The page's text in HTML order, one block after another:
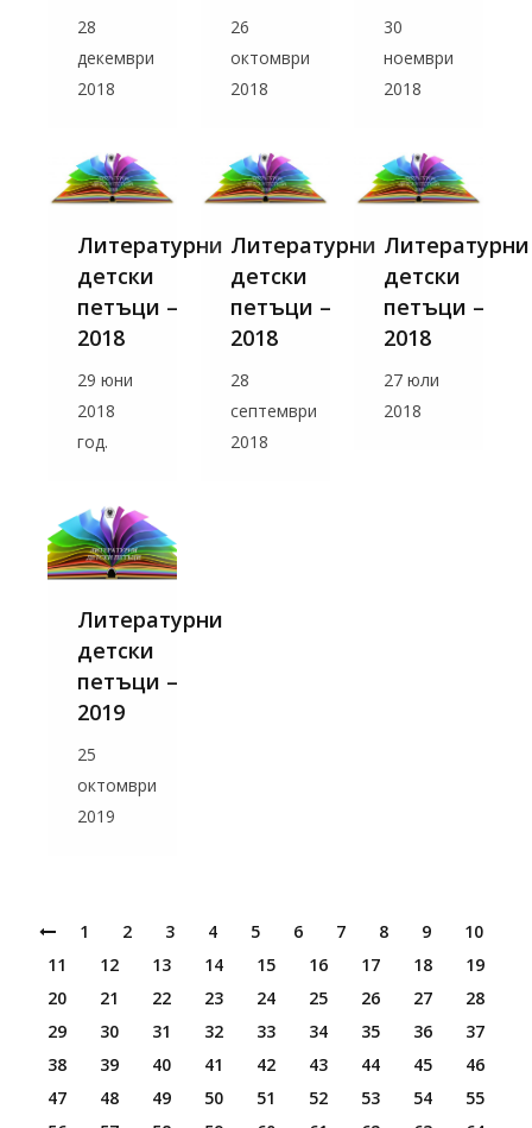
28
декември
2018
26
октомври
2018
30
ноември
2018
Литературни
детски
петъци –
2018
29 юни
2018
год.
Литературни
детски
петъци –
2018
28
септември
2018
Литературни
детски
петъци –
2018
27 юли
2018
Литературни
детски
петъци –
2019
25
октомври
2019
1 2 3 4 5 6 7 8 9
10
11
12 13 14 15 16 17 18
19
20
21 22 23 24 25 26 27
28
29
30 31 32 33 34 35 36
37
38
39 40 41 42 43 44 45
46
47
48 49 50 51 52 53 54
55